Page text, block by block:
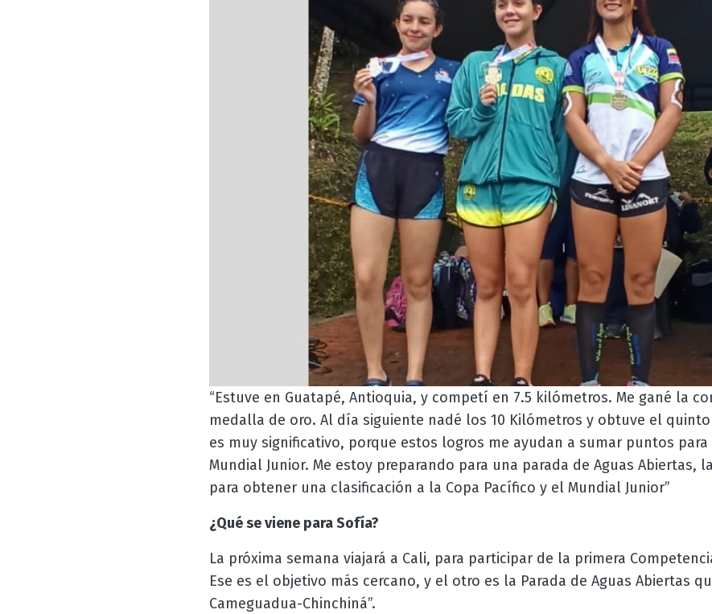
“Estuve en Guatapé, Antioquia, y competí en 7.5 kilómetros. Me gané la
medalla de oro. Al día siguiente nadé los 10 Kilómetros y obtuve el
es muy significativo, porque estos logros me ayudan a sumar puntos
Mundial Junior. Me estoy preparando para una parada de Aguas Abiertas,
para obtener una clasificación a la Copa Pacífico y el Mundial Junior”
¿Qué se viene para Sofía?
La próxima semana viajará a Cali, para participar de la primera
Ese es el objetivo más cercano, y el otro es la Parada de Aguas Abiertas
Cameguadua-Chinchiná”.